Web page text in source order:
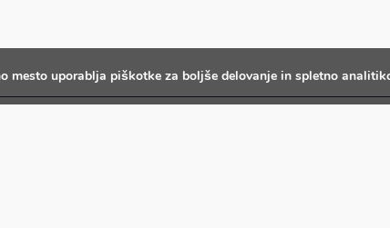
mesto uporablja piškotke za boljše delovanje in spletno